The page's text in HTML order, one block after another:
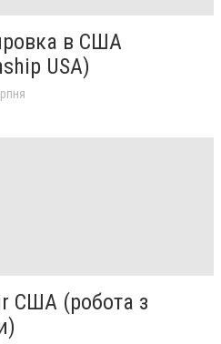
в США
USA)
США (робота з